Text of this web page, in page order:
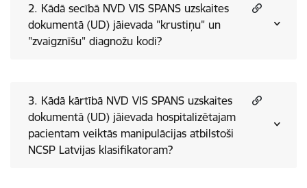
2. Kādā secībā NVD VIS SPANS uzskaites
dokumentā (UD) jāievada "krustiņu" un
"zvaigznīšu" diagnožu kodi?
3. Kādā kārtībā NVD VIS SPANS uzskaites
dokumentā (UD) jāievada hospitalizētajam
pacientam veiktās manipulācijas atbilstoši
NCSP Latvijas klasifikatoram?